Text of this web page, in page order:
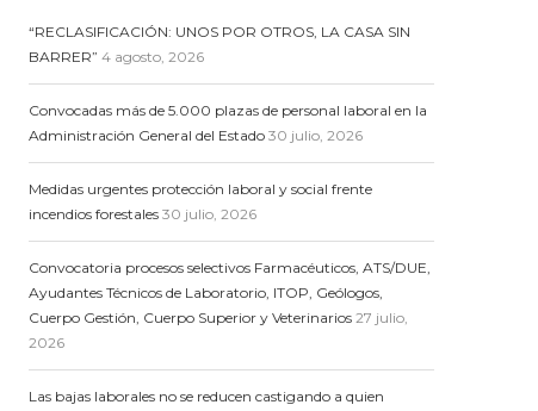
“RECLASIFICACIÓN: UNOS POR OTROS, LA CASA SIN
BARRER” 4 agosto, 2026
Convocadas más de 5.000 plazas de personal laboral en la
Administración General del Estado 30 julio, 2026
Medidas urgentes protección laboral y social frente
incendios forestales 30 julio, 2026
Convocatoria procesos selectivos Farmacéuticos, ATS/DUE,
Ayudantes Técnicos de Laboratorio, ITOP, Geólogos,
Cuerpo Gestión, Cuerpo Superior y Veterinarios 27 julio,
2026
Las bajas laborales no se reducen castigando a quien